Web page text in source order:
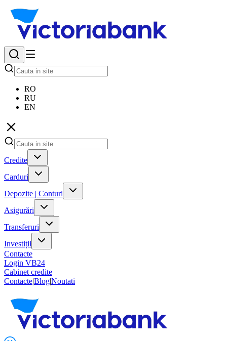
RO
RU
EN
Credite
Carduri
Depozite | Conturi
Asigurări
Transferuri
Investiții
Contacte
Login VB24
Cabinet credite
Contacte|Blog|Noutati